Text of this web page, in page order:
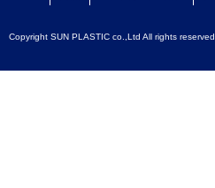
Copyright SUN PLASTIC co.,Ltd All rights reserved.